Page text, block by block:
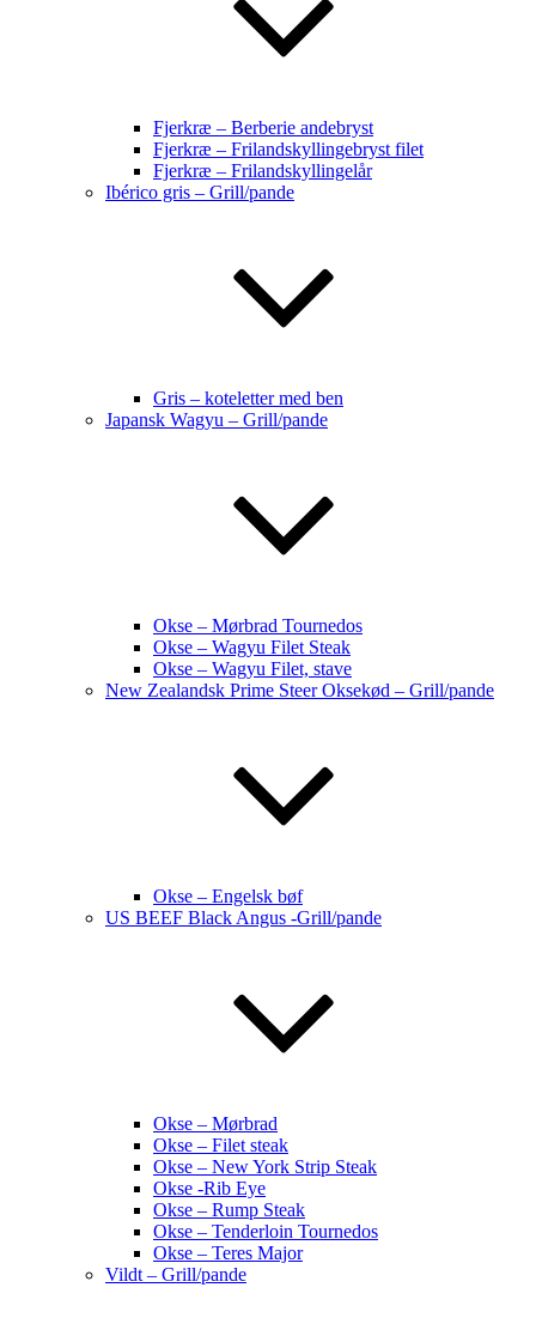
Fjerkræ – Berberie andebryst
Fjerkræ – Frilandskyllingebryst filet
Fjerkræ – Frilandskyllingelår
Ibérico gris – Grill/pande
Gris – koteletter med ben
Japansk Wagyu – Grill/pande
Okse – Mørbrad Tournedos
Okse – Wagyu Filet Steak
Okse – Wagyu Filet, stave
New Zealandsk Prime Steer Oksekød – Grill/pande
Okse – Engelsk bøf
US BEEF Black Angus -Grill/pande
Okse – Mørbrad
Okse – Filet steak
Okse – New York Strip Steak
Okse -Rib Eye
Okse – Rump Steak
Okse – Tenderloin Tournedos
Okse – Teres Major
Vildt – Grill/pande